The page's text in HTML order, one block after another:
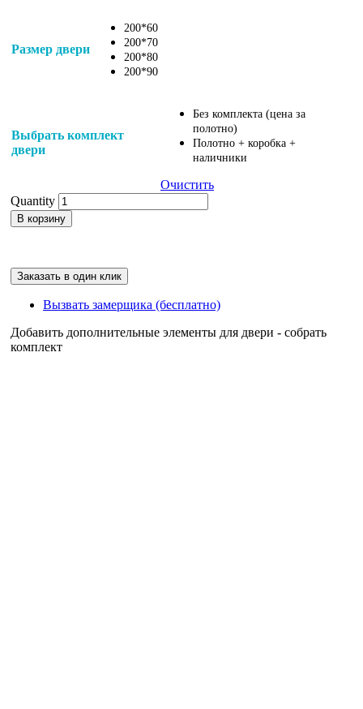
Размер двери
200*60
200*70
200*80
200*90
Выбрать комплект
двери
Без комплекта (цена за
полотно)
Полотно + коробка +
наличники
Очистить
Quantity
В корзину
Заказать в один клик
Вызвать замерщика (бесплатно)
Добавить дополнительные элементы для двери - собрать
комплект